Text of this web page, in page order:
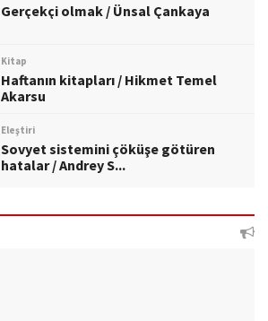
Gerçekçi olmak / Ünsal Çankaya
Kitap
Haftanın kitapları / Hikmet Temel
Akarsu
Eleştiri
Sovyet sistemini çöküşe götüren
hatalar / Andrey S...